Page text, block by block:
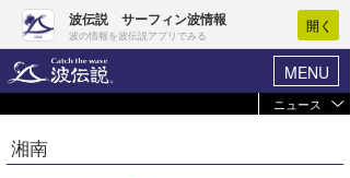
波伝説 サーフィン波情報
波の情報を波伝説アプリでみる
開く
MENU
ヘルプ マイホーム
ログイン
湘南
ニュース
Core Surf Japan